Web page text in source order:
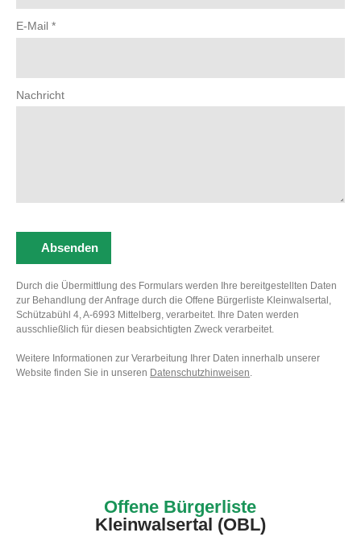
E-Mail*
Nachricht
Absenden
Durch die Übermittlung des Formulars werden Ihre bereitgestellten Daten
zur Behandlung der Anfrage durch die Offene Bürgerliste Kleinwalsertal,
Schützabühl 4, A-6993 Mittelberg, verarbeitet. Ihre Daten werden
ausschließlich für diesen beabsichtigten Zweck verarbeitet.
Weitere Informationen zur Verarbeitung Ihrer Daten innerhalb unserer
Website finden Sie in unseren Datenschutzhinweisen.
Offene Bürgerliste
Kleinwalsertal (OBL)